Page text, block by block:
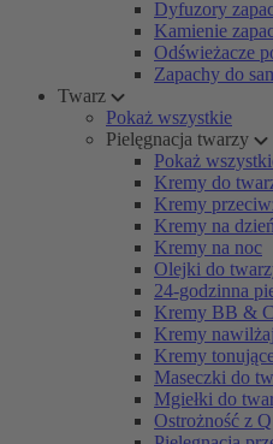
Dyfuzory
Kamienie
Odświeżacze
Zapachy do
Twarz
Pokaż wszystkie
Pielęgnacja twarzy
Pokaż
Kremy do
Kremy
Kremy na dzień
Kremy na noc
Olejki do
24-godzinna
Kremy BB &
Kremy
Kremy
Maseczki do
Mgiełki do
Ostrożność z